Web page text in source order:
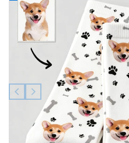
a
lista
deseos